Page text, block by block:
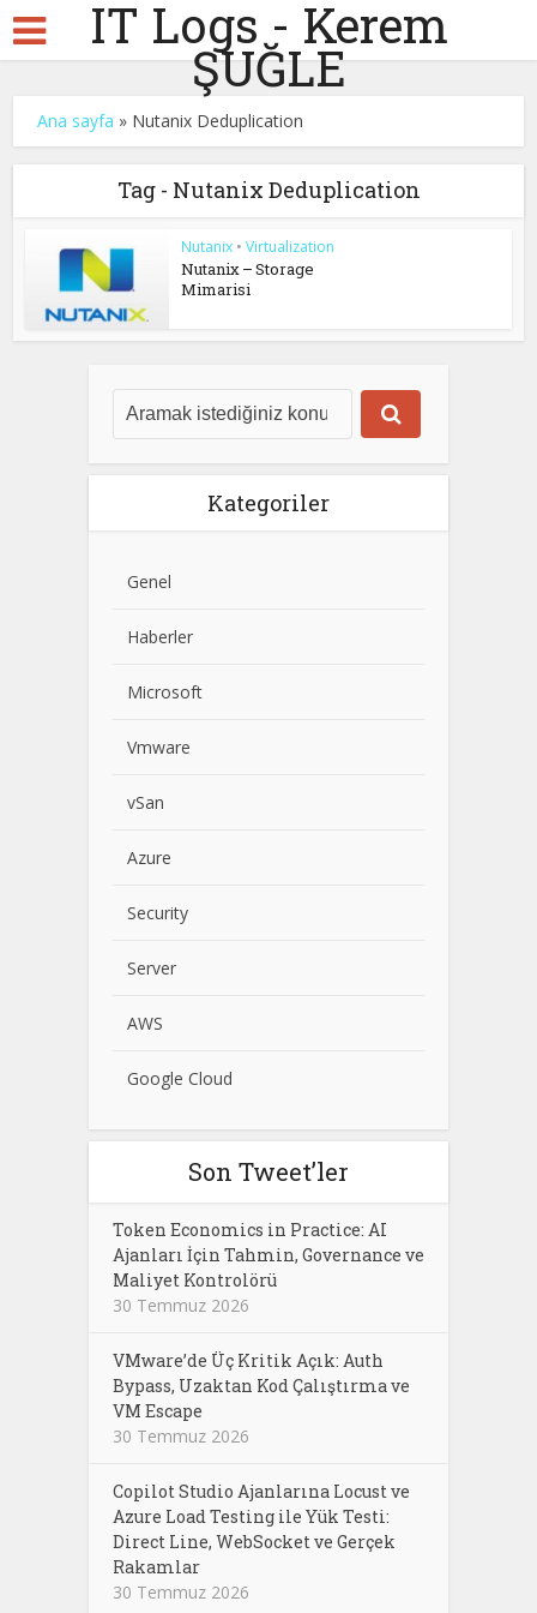
IT Logs - Kerem
ŞUĞLE
Ana sayfa » Nutanix Deduplication
Tag - Nutanix Deduplication
Nutanix • Virtualization
Nutanix – Storage
Mimarisi
Kategoriler
Genel
Haberler
Microsoft
Vmware
vSan
Azure
Security
Server
AWS
Google Cloud
Son Tweet’ler
Token Economics in Practice: AI
Ajanları İçin Tahmin, Governance ve
Maliyet Kontrolörü
30 Temmuz 2026
VMware’de Üç Kritik Açık: Auth
Bypass, Uzaktan Kod Çalıştırma ve
VM Escape
30 Temmuz 2026
Copilot Studio Ajanlarına Locust ve
Azure Load Testing ile Yük Testi:
Direct Line, WebSocket ve Gerçek
Rakamlar
30 Temmuz 2026